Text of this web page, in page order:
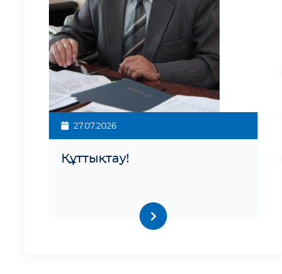
27.07.2026
Құттықтау!